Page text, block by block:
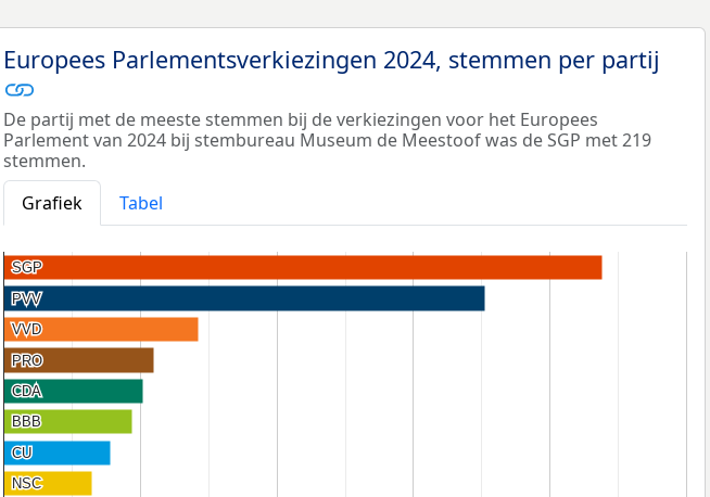
Europees Parlementsverkiezingen 2024, stemmen per partij
De partij met de meeste stemmen bij de verkiezingen voor het Europees
Parlement van 2024 bij stembureau Museum de Meestoof was de SGP met 219
stemmen.
Grafiek
Tabel
SGP
SGP
PVV
PVV
VVD
VVD
PRO
PRO
CDA
CDA
BBB
BBB
CU
CU
NSC
NSC